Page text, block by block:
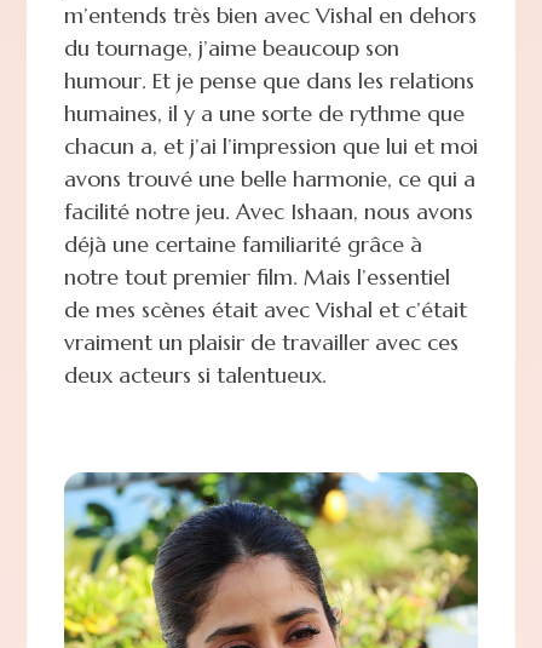
m’entends très bien avec Vishal en dehors
du tournage, j’aime beaucoup son
humour. Et je pense que dans les relations
humaines, il y a une sorte de rythme que
chacun a, et j’ai l’impression que lui et moi
avons trouvé une belle harmonie, ce qui a
facilité notre jeu. Avec Ishaan, nous avons
déjà une certaine familiarité grâce à
notre tout premier film. Mais l’essentiel
de mes scènes était avec Vishal et c’était
vraiment un plaisir de travailler avec ces
deux acteurs si talentueux.